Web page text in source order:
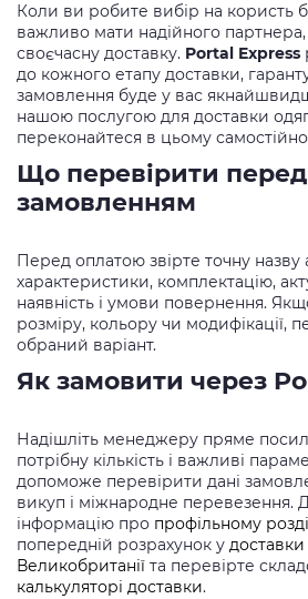
Коли ви робите вибір на користь
важливо мати надійного
своєчасну доставку. Portal Express
до кожного етапу доставки,
замовлення буде у вас
нашою послугою для доставки
переконайтеся в цьому
Що перевірити перед
замовленням
Перед оплатою звірте точну назву
характеристики, комплектацію,
наявність і умови повернення.
розміру, кольору чи модифікації,
обраний варіант.
Як замовити через
Надішліть менеджеру пряме
потрібну кількість і важливі
допоможе перевірити дані
викуп і міжнародне перевезення.
інформацію про профільному
попередній розрахунок у
Великобританії та перевірте
калькуляторі доставки.